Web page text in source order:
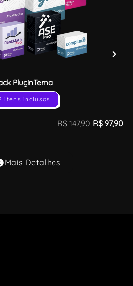
PluginTema
itens inclusos
R$147,90 R$ 97,90
Mais Detalhes